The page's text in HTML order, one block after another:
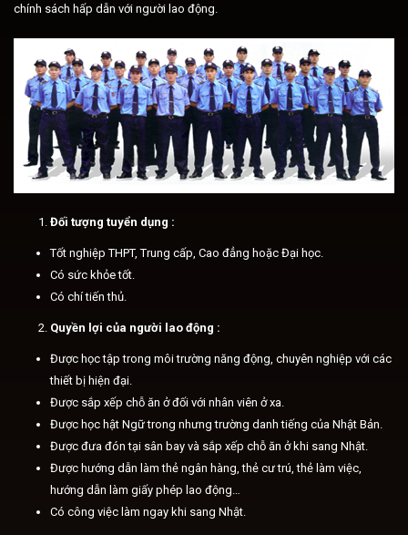
chính sách hấp dẫn với người lao động.
Đối tượng tuyển dụng :
Tốt nghiệp THPT, Trung cấp, Cao đẳng hoặc Đại học.
Có sức khỏe tốt.
Có chí tiến thủ.
Quyền lợi của người lao động :
Được học tập trong môi trường năng động, chuyên nghiệp với các
thiết bị hiện đại.
Được sắp xếp chỗ ăn ở đối với nhân viên ở xa.
Được học hật Ngữ trong nhưng trường danh tiếng của Nhật Bản.
Được đưa đón tại sân bay và sắp xếp chỗ ăn ở khi sang Nhật.
Được hướng dẫn làm thẻ ngân hàng, thẻ cư trú, thẻ làm việc,
hướng dẫn làm giấy phép lao động…
Có công việc làm ngay khi sang Nhật.